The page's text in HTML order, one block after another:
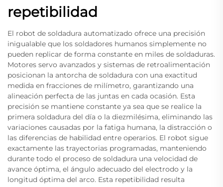
repetibilidad
El robot de soldadura automatizado ofrece una precisión
inigualable que los soldadores humanos simplemente no
pueden replicar de forma constante en miles de soldaduras.
Motores servo avanzados y sistemas de retroalimentación
posicionan la antorcha de soldadura con una exactitud
medida en fracciones de milímetro, garantizando una
alineación perfecta de las juntas en cada ocasión. Esta
precisión se mantiene constante ya sea que se realice la
primera soldadura del día o la diezmilésima, eliminando las
variaciones causadas por la fatiga humana, la distracción o
las diferencias de habilidad entre operarios. El robot sigue
exactamente las trayectorias programadas, manteniendo
durante todo el proceso de soldadura una velocidad de
avance óptima, el ángulo adecuado del electrodo y la
longitud óptima del arco. Esta repetibilidad resulta